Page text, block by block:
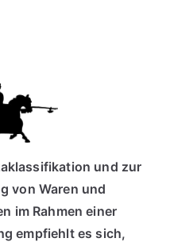
und zur
von Waren und
im Rahmen einer
empfiehlt es sich,